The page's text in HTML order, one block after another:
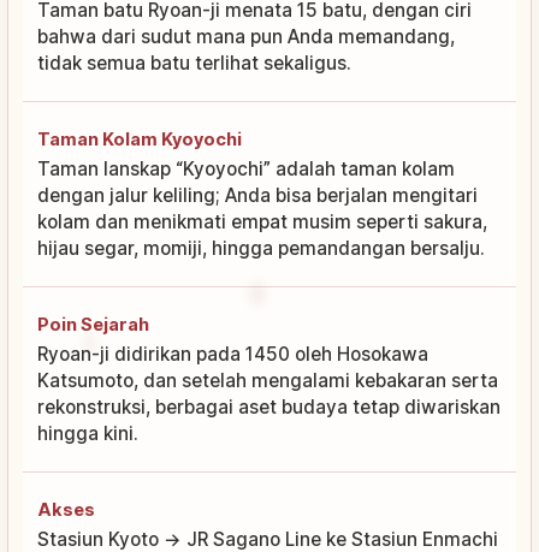
Taman batu Ryoan-ji menata 15 batu, dengan ciri
bahwa dari sudut mana pun Anda memandang,
tidak semua batu terlihat sekaligus.
Taman Kolam Kyoyochi
Taman lanskap “Kyoyochi” adalah taman kolam
dengan jalur keliling; Anda bisa berjalan mengitari
kolam dan menikmati empat musim seperti sakura,
hijau segar, momiji, hingga pemandangan bersalju.
Poin Sejarah
Ryoan-ji didirikan pada 1450 oleh Hosokawa
Katsumoto, dan setelah mengalami kebakaran serta
rekonstruksi, berbagai aset budaya tetap diwariskan
hingga kini.
Akses
Stasiun Kyoto → JR Sagano Line ke Stasiun Enmachi